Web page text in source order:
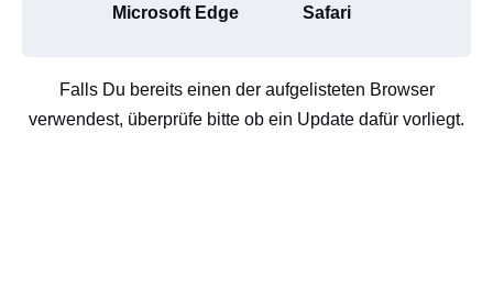
Microsoft Edge Safari
Falls Du bereits einen der aufgelisteten Browser
verwendest, überprüfe bitte ob ein Update dafür vorliegt.